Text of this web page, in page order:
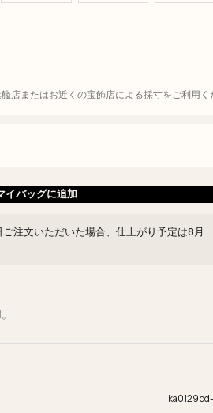
店またはお近くの宝飾店による採寸をご利用く
イバッグに追加
注文いただいた場合、仕上がり予定は8月